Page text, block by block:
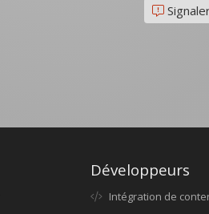
Développeurs
Intégration de